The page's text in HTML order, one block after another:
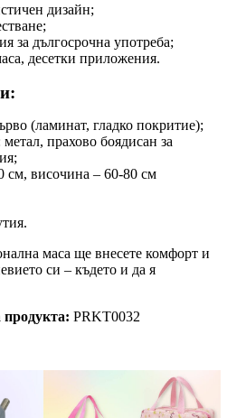
дизайн;
за дългосрочна употреба;
десетки приложения.
(ламинат, гладко покритие);
прахово боядисан за
см, височина – 60-80 см
маса ще внесете комфорт и
си – където и да я
PRKT0032